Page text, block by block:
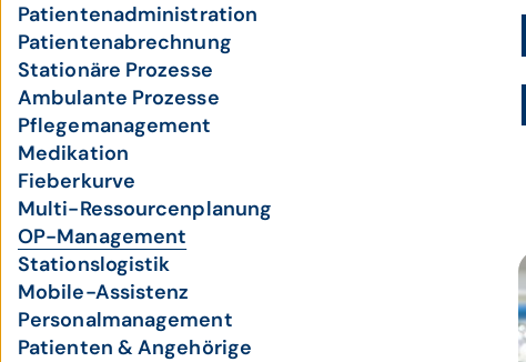
Patientenadministration
Patientenabrechnung
Stationäre Prozesse
Ambulante Prozesse
Pflegemanagement
Medikation
Fieberkurve
Multi-Ressourcenplanung
OP-Management
Stationslogistik
Mobile-Assistenz
Personalmanagement
Patienten & Angehörige